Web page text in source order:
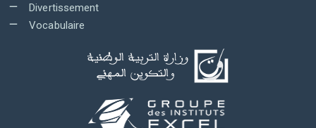
Divertissement
Vocabulaire